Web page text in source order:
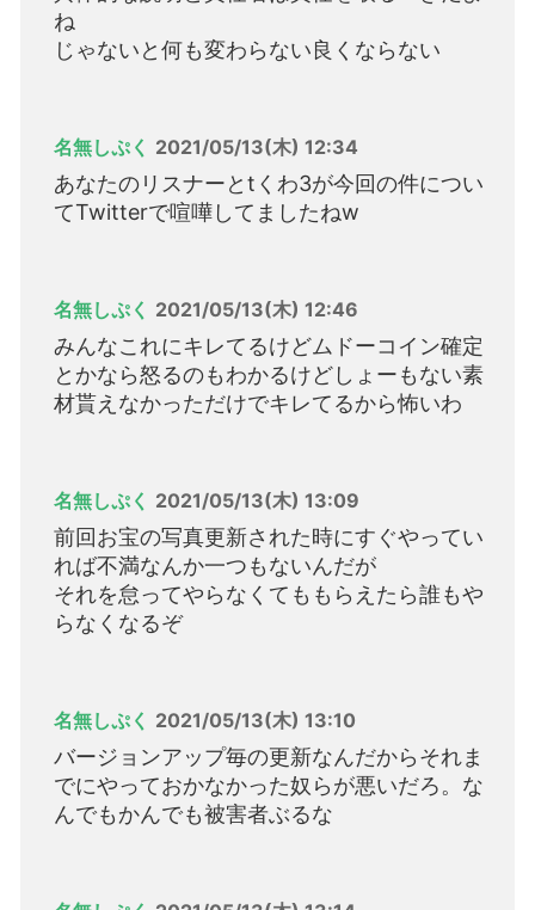
ね
じゃないと何も変わらない良くならない
名無しぷく 2021/05/13(木) 12:34
あなたのリスナーとtくわ3が今回の件につい
てTwitterで喧嘩してましたねw
名無しぷく 2021/05/13(木) 12:46
みんなこれにキレてるけどムドーコイン確定
とかなら怒るのもわかるけどしょーもない素
材貰えなかっただけでキレてるから怖いわ
名無しぷく 2021/05/13(木) 13:09
前回お宝の写真更新された時にすぐやってい
れば不満なんか一つもないんだが
それを怠ってやらなくてももらえたら誰もや
らなくなるぞ
名無しぷく 2021/05/13(木) 13:10
バージョンアップ毎の更新なんだからそれま
でにやっておかなかった奴らが悪いだろ。な
んでもかんでも被害者ぶるな